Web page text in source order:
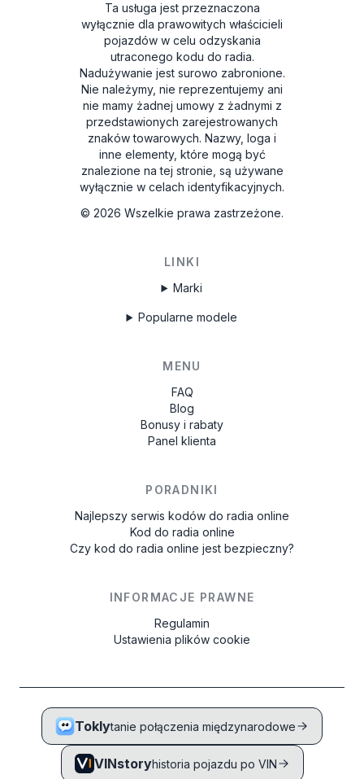
Ta usługa jest przeznaczona
wyłącznie dla prawowitych właścicieli
pojazdów w celu odzyskania
utraconego kodu do radia.
Nadużywanie jest surowo zabronione.
Nie należymy, nie reprezentujemy ani
nie mamy żadnej umowy z żadnymi z
przedstawionych zarejestrowanych
znaków towarowych. Nazwy, loga i
inne elementy, które mogą być
znalezione na tej stronie, są używane
wyłącznie w celach identyfikacyjnych.
© 2026 Wszelkie prawa zastrzeżone.
LINKI
Marki
Popularne modele
MENU
FAQ
Blog
Bonusy i rabaty
Panel klienta
PORADNIKI
Najlepszy serwis kodów do radia online
Kod do radia online
Czy kod do radia online jest bezpieczny?
INFORMACJE PRAWNE
Regulamin
Ustawienia plików cookie
Toklytanie połączenia międzynarodowe
VINstoryhistoria pojazdu po VIN